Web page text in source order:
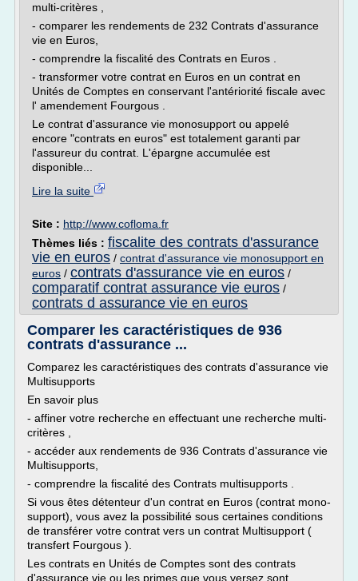
multi-critères ,
- comparer les rendements de 232 Contrats d'assurance
vie en Euros,
- comprendre la fiscalité des Contrats en Euros .
- transformer votre contrat en Euros en un contrat en
Unités de Comptes en conservant l'antériorité fiscale avec
l' amendement Fourgous .
Le contrat d'assurance vie monosupport ou appelé
encore "contrats en euros" est totalement garanti par
l'assureur du contrat. L'épargne accumulée est
disponible...
Lire la suite
Site : http://www.cofloma.fr
Thèmes liés : fiscalite des contrats d'assurance
vie en euros / contrat d'assurance vie monosupport en
euros / contrats d'assurance vie en euros /
comparatif contrat assurance vie euros /
contrats d assurance vie en euros
Comparer les caractéristiques de 936
contrats d'assurance ...
Comparez les caractéristiques des contrats d'assurance vie
Multisupports
En savoir plus
- affiner votre recherche en effectuant une recherche multi-
critères ,
- accéder aux rendements de 936 Contrats d'assurance vie
Multisupports,
- comprendre la fiscalité des Contrats multisupports .
Si vous êtes détenteur d'un contrat en Euros (contrat mono-
support), vous avez la possibilité sous certaines conditions
de transférer votre contrat vers un contrat Multisupport (
transfert Fourgous ).
Les contrats en Unités de Comptes sont des contrats
d'assurance vie ou les primes que vous versez sont